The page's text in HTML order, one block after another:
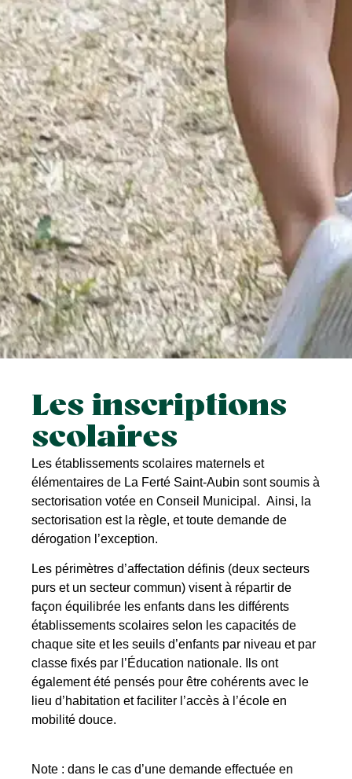
Les inscriptions
scolaires
Les établissements scolaires maternels et
élémentaires de La Ferté Saint-Aubin sont soumis à
sectorisation votée en Conseil Municipal. Ainsi, la
sectorisation est la règle, et toute demande de
dérogation l’exception.
Les périmètres d’affectation définis (deux secteurs
purs et un secteur commun) visent à répartir de
façon équilibrée les enfants dans les différents
établissements scolaires selon les capacités de
chaque site et les seuils d’enfants par niveau et par
classe fixés par l’Éducation nationale. Ils ont
également été pensés pour être cohérents avec le
lieu d’habitation et faciliter l’accès à l’école en
mobilité douce.
Note : dans le cas d’une demande effectuée en